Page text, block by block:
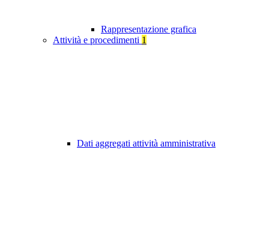
Rappresentazione grafica
Attività e procedimenti 1
Dati aggregati attività amministrativa